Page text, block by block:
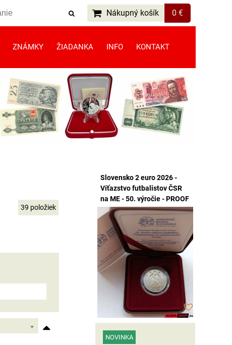
Nákupný košík 0 €
ZNÁMKY ŽIADANKA INFO KONTAKT
39 položiek
Slovensko 2 euro 2026 -
Víťazstvo futbalistov ČSR
na ME - 50. výročie - PROOF
NOVINKA